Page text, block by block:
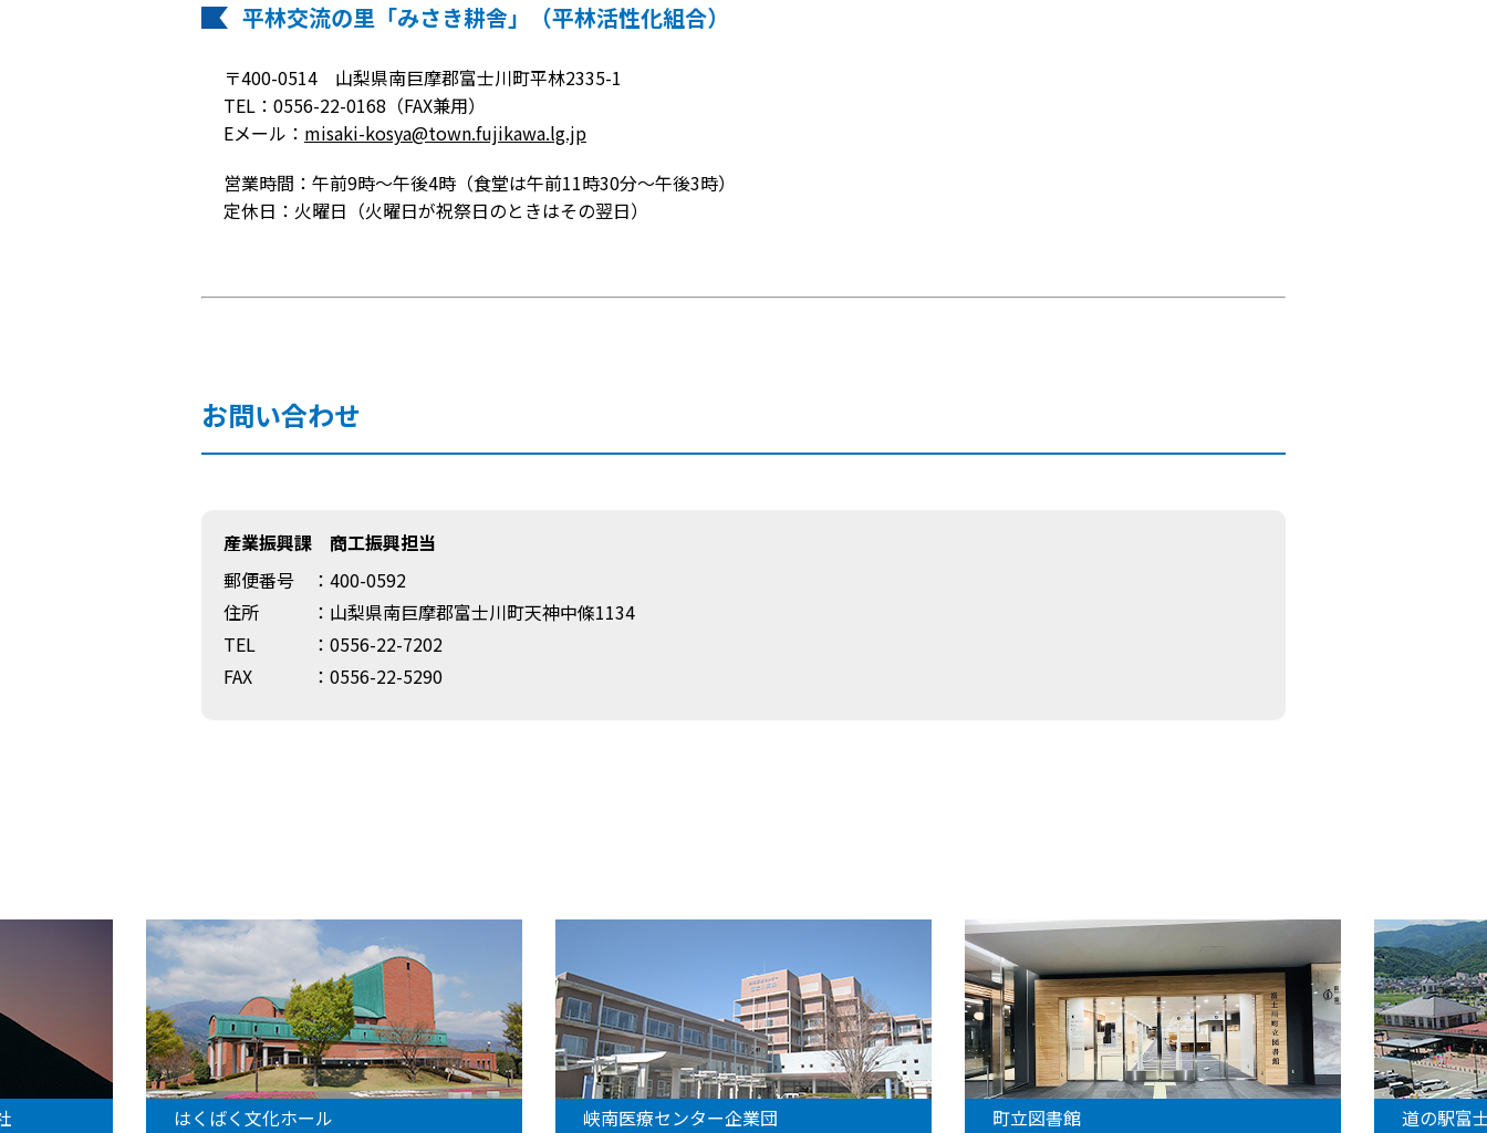
平林交流の里「みさき耕舎」（平林活性化組合）
〒400-0514 山梨県南巨摩郡富士川町平林2335-1
TEL：0556-22-0168（FAX兼用）
Eメール： misaki-kosya@town.fujikawa.lg.jp
営業時間：午前9時～午後4時（食堂は午前11時30分～午後3時）
定休日：火曜日（火曜日が祝祭日のときはその翌日）
お問い合わせ
産業振興課 商工振興担当
郵便番号
：400-0592
住所
：山梨県南巨摩郡富士川町天神中條1134
TEL
：0556-22-7202
FAX
：0556-22-5290
はくばく文化ホール 峡南医療センター企業団 町立図書館 道の駅富